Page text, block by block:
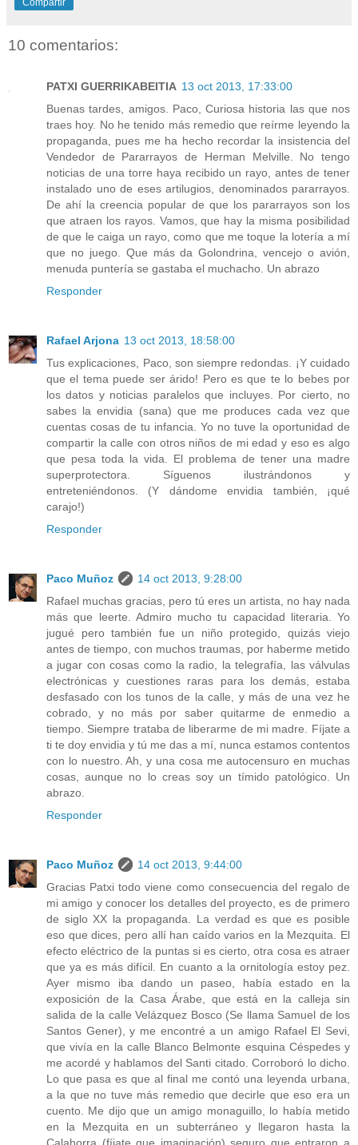
10 comentarios:
PATXI GUERRIKABEITIA 13 oct 2013, 17:33:00
Buenas tardes, amigos. Paco, Curiosa historia las que nos
traes hoy. No he tenido más remedio que reírme leyendo la
propaganda, pues me ha hecho recordar la insistencia del
Vendedor de Pararrayos de Herman Melville. No tengo
noticias de una torre haya recibido un rayo, antes de tener
instalado uno de eses artilugios, denominados pararrayos.
De ahí la creencia popular de que los pararrayos son los
que atraen los rayos. Vamos, que hay la misma posibilidad
de que le caiga un rayo, como que me toque la lotería a mí
que no juego. Que más da Golondrina, vencejo o avión,
menuda puntería se gastaba el muchacho. Un abrazo
Responder
Rafael Arjona 13 oct 2013, 18:58:00
Tus explicaciones, Paco, son siempre redondas. ¡Y cuidado
que el tema puede ser árido! Pero es que te lo bebes por
los datos y noticias paralelos que incluyes. Por cierto, no
sabes la envidia (sana) que me produces cada vez que
cuentas cosas de tu infancia. Yo no tuve la oportunidad de
compartir la calle con otros niños de mi edad y eso es algo
que pesa toda la vida. El problema de tener una madre
superprotectora. Síguenos ilustrándonos y
entreteniéndonos. (Y dándome envidia también, ¡qué
carajo!)
Responder
Paco Muñoz
14 oct 2013, 9:28:00
Rafael muchas gracias, pero tú eres un artista, no hay nada
más que leerte. Admiro mucho tu capacidad literaria. Yo
jugué pero también fue un niño protegido, quizás viejo
antes de tiempo, con muchos traumas, por haberme metido
a jugar con cosas como la radio, la telegrafía, las válvulas
electrónicas y cuestiones raras para los demás, estaba
desfasado con los tunos de la calle, y más de una vez he
cobrado, y no más por saber quitarme de enmedio a
tiempo. Siempre trataba de liberarme de mi madre. Fíjate a
ti te doy envidia y tú me das a mí, nunca estamos contentos
con lo nuestro. Ah, y una cosa me autocensuro en muchas
cosas, aunque no lo creas soy un tímido patológico. Un
abrazo.
Responder
Paco Muñoz
14 oct 2013, 9:44:00
Gracias Patxi todo viene como consecuencia del regalo de
mi amigo y conocer los detalles del proyecto, es de primero
de siglo XX la propaganda. La verdad es que es posible
eso que dices, pero allí han caído varios en la Mezquita. El
efecto eléctrico de la puntas si es cierto, otra cosa es atraer
que ya es más difícil. En cuanto a la ornitología estoy pez.
Ayer mismo iba dando un paseo, había estado en la
exposición de la Casa Árabe, que está en la calleja sin
salida de la calle Velázquez Bosco (Se llama Samuel de los
Santos Gener), y me encontré a un amigo Rafael El Sevi,
que vivía en la calle Blanco Belmonte esquina Céspedes y
me acordé y hablamos del Santi citado. Corroboró lo dicho.
Lo que pasa es que al final me contó una leyenda urbana,
a la que no tuve más remedio que decirle que eso era un
cuento. Me dijo que un amigo monaguillo, lo había metido
en la Mezquita en un subterráneo y llegaron hasta la